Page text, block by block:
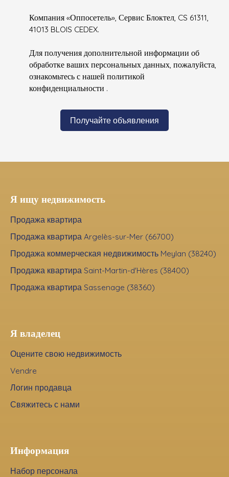
Компания «Оппосетель», Сервис Блоктел, CS 61311,
41013 BLOIS CEDEX.
Для получения дополнительной информации об
обработке ваших персональных данных, пожалуйста,
ознакомьтесь с нашей политикой
конфиденциальности .
Получайте объявления
Я ищу недвижимость
Продажа квартира
Продажа квартира Argelès-sur-Mer (66700)
Продажа коммерческая недвижимость Meylan (38240)
Продажа квартира Saint-Martin-d'Hères (38400)
Продажа квартира Sassenage (38360)
Я владелец
Оцените свою недвижимость
Vendre
Логин продавца
Свяжитесь с нами
Информация
Набор персонала